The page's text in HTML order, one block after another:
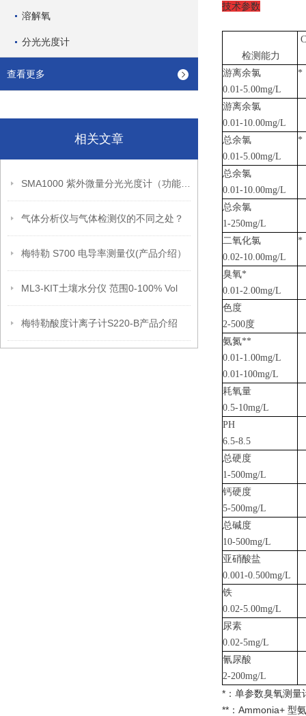
溶解氧
分光光度计
查看更多
相关文章
气体分析仪与气体检测仪的不同之处？
梅特勒 S700 电导率测量仪(产品介绍）
ML3-KIT土壤水分仪 范围0-100% Vol
梅特勒酸度计离子计S220-B产品介绍
技术参数
检测能力
游离余氯
0.01-5.00mg/L
*
游离余氯
0.01-10.00mg/L
总余氯
0.01-5.00mg/L
*
总余氯
0.01-10.00mg/L
总余氯
1-250mg/L
二氧化氯
0.02-10.00mg/L
*
臭氧*
0.01-2.00mg/L
色度
2-500度
氨氮**
0.01-1.00mg/L
0.01-100mg/L
耗氧量
0.5-10mg/L
PH
6.5-8.5
总硬度
1-500mg/L
钙硬度
5-500mg/L
总碱度
10-500mg/L
亚硝酸盐
0.001-0.500mg/L
铁
0.02-5.00mg/L
尿素
0.02-5mg/L
氰尿酸
2-200mg/L
*：单参数臭氧测量
**：Ammonia+ 型